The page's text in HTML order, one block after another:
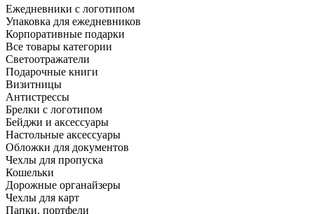
Ежедневники с логотипом
Упаковка для ежедневников
Корпоративные подарки
Все товары категории
Светоотражатели
Подарочные книги
Визитницы
Антистрессы
Брелки с логотипом
Бейджи и аксессуары
Настольные аксессуары
Обложки для документов
Чехлы для пропуска
Кошельки
Дорожные органайзеры
Чехлы для карт
Папки, портфели